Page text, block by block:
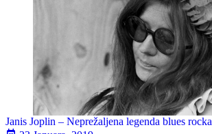
Janis Joplin – Neprežaljena legenda blues rocka